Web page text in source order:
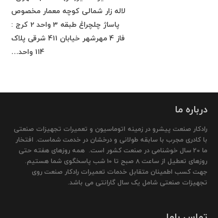
لاله زار شمالی کوچه معمار مخصوص
پاساژ چلچراغ طبقه 3 واحد 2 کرج :
فاز 4 مهرشهر خیابان 411 شرقی پلاک
114 واحد…
درباره ما
رادکار صنعت پیشرو در زمینه اتوماسیون و تعمیرات تجهیزات صنعتی
با کادری مجرب با سابقه طولانی و درخشان در خدمت شماست. افتخار
ما 20 سال خوشنامی در صنعت کشور است. همه روزهای هفته حتی
روزهای تعطیل از ساعت 8 صبح تا 10 شب پاسخگوی شما هستیم.
جهت کسب اطمینان متقابل خدمات تعمیرات رادکار صنعت روی
تجهیزات صنعتی شامل یک سال گارانتی می باشد.